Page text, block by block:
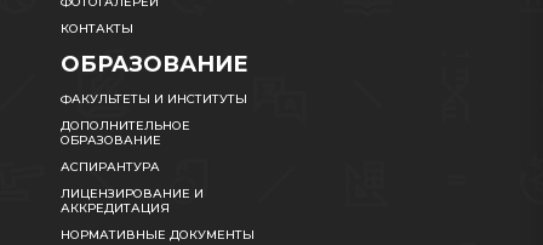
КОНТАКТЫ
ОБРАЗОВАНИЕ
ФАКУЛЬТЕТЫ И ИНСТИТУТЫ
ДОПОЛНИТЕЛЬНОЕ
ОБРАЗОВАНИЕ
АСПИРАНТУРА
ЛИЦЕНЗИРОВАНИЕ И
АККРЕДИТАЦИЯ
НОРМАТИВНЫЕ ДОКУМЕНТЫ